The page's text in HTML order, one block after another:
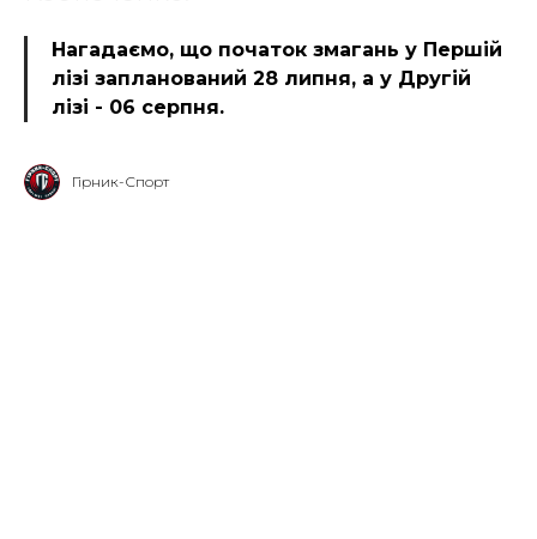
Нагадаємо, що початок змагань у Першій
лізі запланований 28 липня, а у Другій
лізі - 06 серпня.
Гірник-Спорт